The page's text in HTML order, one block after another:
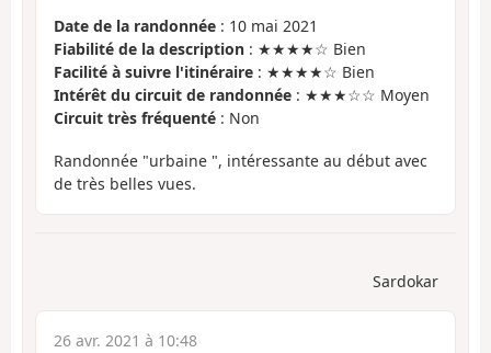
Date de la randonnée : 10 mai 2021
Fiabilité de la description : ★★★★☆ Bien
Facilité à suivre l'itinéraire : ★★★★☆ Bien
Intérêt du circuit de randonnée : ★★★☆☆ Moyen
Circuit très fréquenté : Non
Randonnée "urbaine ", intéressante au début avec
de très belles vues.
Sardokar
26 avr. 2021 à 10:48